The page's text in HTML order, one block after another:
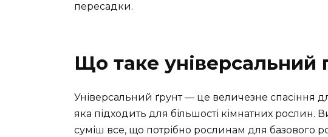
пересадки.
Що таке універсальний
Універсальний ґрунт — це величезне спасіння
яка підходить для більшості кімнатних рослин.
суміш все, що потрібно рослинам для базового